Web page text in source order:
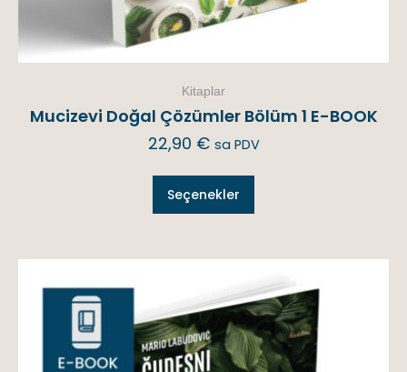
Kitaplar
Mucizevi Doğal Çözümler Bölüm 1 E-BOOK
22,90 € sa PDV
Seçenekler